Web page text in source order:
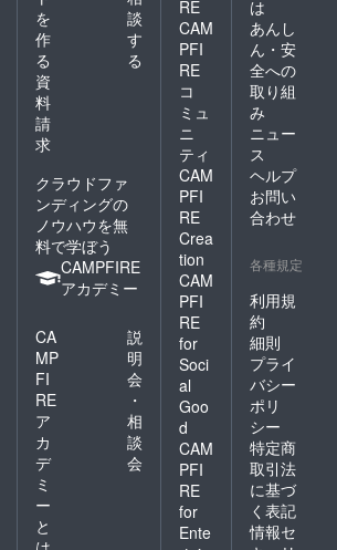
を
作
る
談
す
る
資
料
請
求
クラウドファ
ンディングの
ノウハウを無
料で学ぼう
CAMPFIRE
アカデミー
CA
MP
FI
RE
ア
カ
デ
ミ
ー
と
説
明
会
・
相
談
会
RE
CAM
PFI
RE
コ
ミュ
ニ
ティ
CAM
PFI
RE
Crea
tion
CAM
PFI
RE
for
Soci
al
Goo
d
CAM
PFI
RE
for
Ente
は
あんし
ん・安
全への
取り組
み
ニュー
ス
ヘルプ
お問い
合わせ
各種規定
利用規
約
細則
プライ
バシー
ポリ
シー
特定商
取引法
に基づ
く表記
情報セ